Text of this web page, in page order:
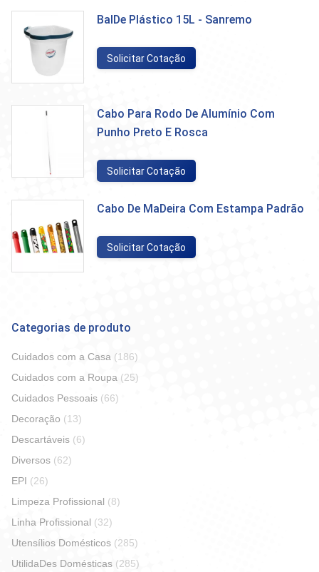
BalDe Plástico 15L - Sanremo
Solicitar Cotação
Cabo Para Rodo De Alumínio Com
Punho Preto E Rosca
Solicitar Cotação
Cabo De MaDeira Com Estampa Padrão
Solicitar Cotação
Categorias de produto
Cuidados com a Casa (186)
Cuidados com a Roupa (25)
Cuidados Pessoais (66)
Decoração (13)
Descartáveis (6)
Diversos (62)
EPI (26)
Limpeza Profissional (8)
Linha Profissional (32)
Utensílios Domésticos (285)
UtilidaDes Domésticas (285)